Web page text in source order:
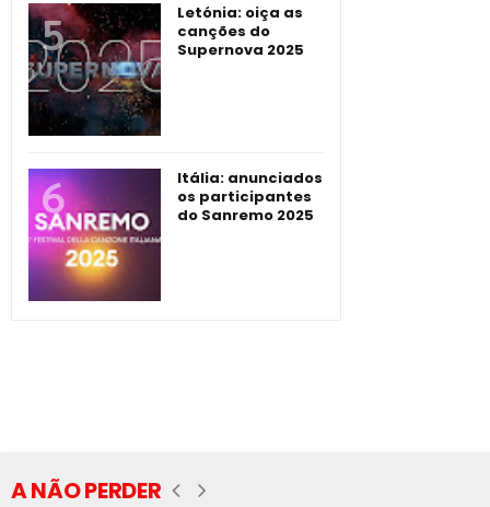
Letónia: oiça as
canções do
Supernova 2025
Itália: anunciados
os participantes
do Sanremo 2025
A NÃO PERDER